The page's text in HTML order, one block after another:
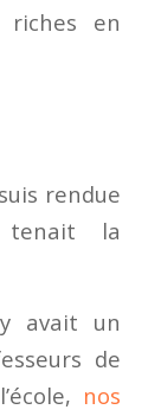
en
rendue
la
y avait un
de
nos